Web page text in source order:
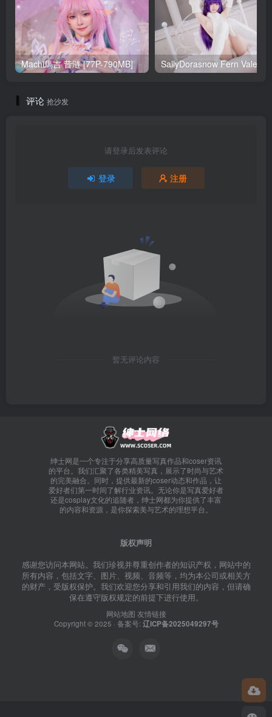
Machi馬吉 昔涟 [77P-790MB]
评论 抢沙发
请登录后发表评论
登录 注册
暂无评论内容
绅士网是一个专注于分享高质量写真作品和coser资讯
的平台。我们汇聚了各类精美写真，展示了时尚与艺术
的完美融合。同时，提供最新的coser动态和作品，让
爱好者们第一时间了解行业资讯。无论你是写真爱好者
还是cosplay文化的追随者，绅士网都为你提供了丰富
的内容和资源，是你探索美与艺术的理想平台。
版权声明
感谢您访问本网站。我们珍视并尊重创作者的知识产权，网站中的
所有内容，包括文字、图片、视频、音频等，均为本公司或相关方
的财产，受版权保护。我们欢迎您分享和引用我们的内容，但请确
保在遵守版权规定的前提下进行使用。
网站地图 友情链接
Copyright © 2025 · 备案号: 辽ICP备2025049297号